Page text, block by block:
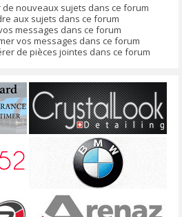
nouveaux sujets dans ce forum
aux sujets dans ce forum
messages dans ce forum
vos messages dans ce forum
de pièces jointes dans ce forum